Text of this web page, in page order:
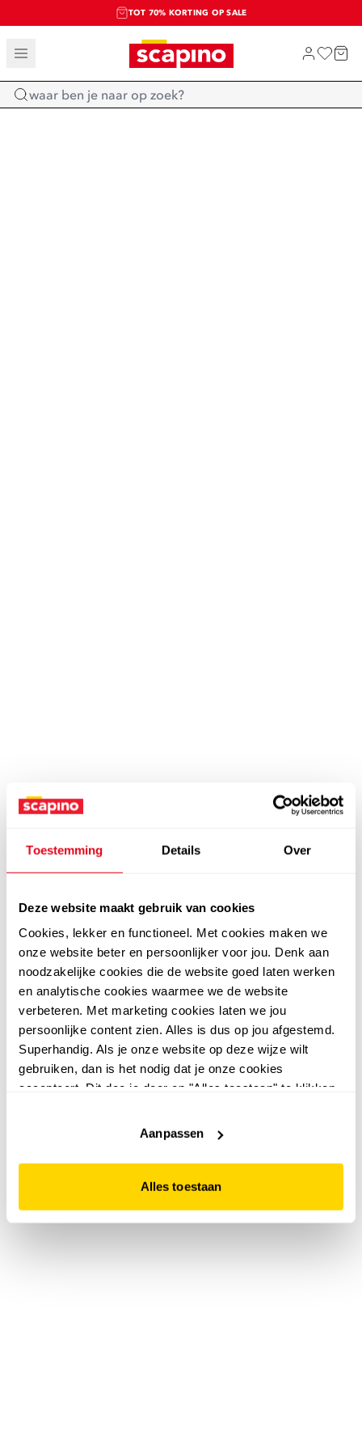
Toestemming Details Over
Deze website maakt gebruik van cookies
Cookies, lekker en functioneel. Met cookies maken we
onze website beter en persoonlijker voor jou. Denk aan
noodzakelijke cookies die de website goed laten werken
en analytische cookies waarmee we de website
verbeteren. Met marketing cookies laten we jou
persoonlijke content zien. Alles is dus op jou afgestemd.
Superhandig. Als je onze website op deze wijze wilt
gebruiken, dan is het nodig dat je onze cookies
accepteert. Dit doe je door op "Alles toestaan" te klikken.
website niet optimaal functioneert.
Aanpassen
Alles toestaan
TOT 70% KORTING OP SALE
SALE: LAATSTE KANS!
SHOP NIEUW
Home